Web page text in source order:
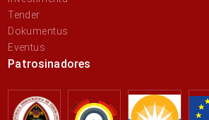
Tender
Dokumentus
Eventus
Patrosinadores